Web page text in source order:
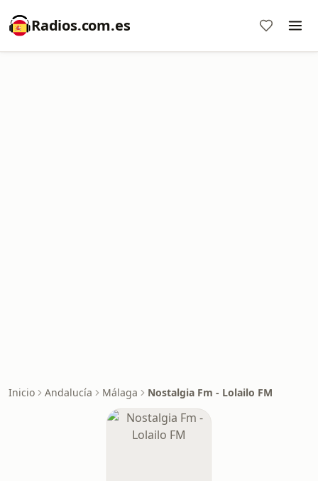
Radios.com.es
Inicio Andalucía Málaga Nostalgia Fm - Lolailo FM